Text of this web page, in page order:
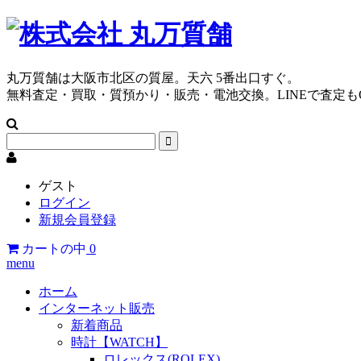
丸万質舗は大阪市北区の質屋。天六 5番出口すぐ。
無料査定・買取・質預かり・販売・電池交換。LINEで査定
ゲスト
ログイン
新規会員登録
カートの中 0
menu
ホーム
インターネット販売
新着商品
時計【WATCH】